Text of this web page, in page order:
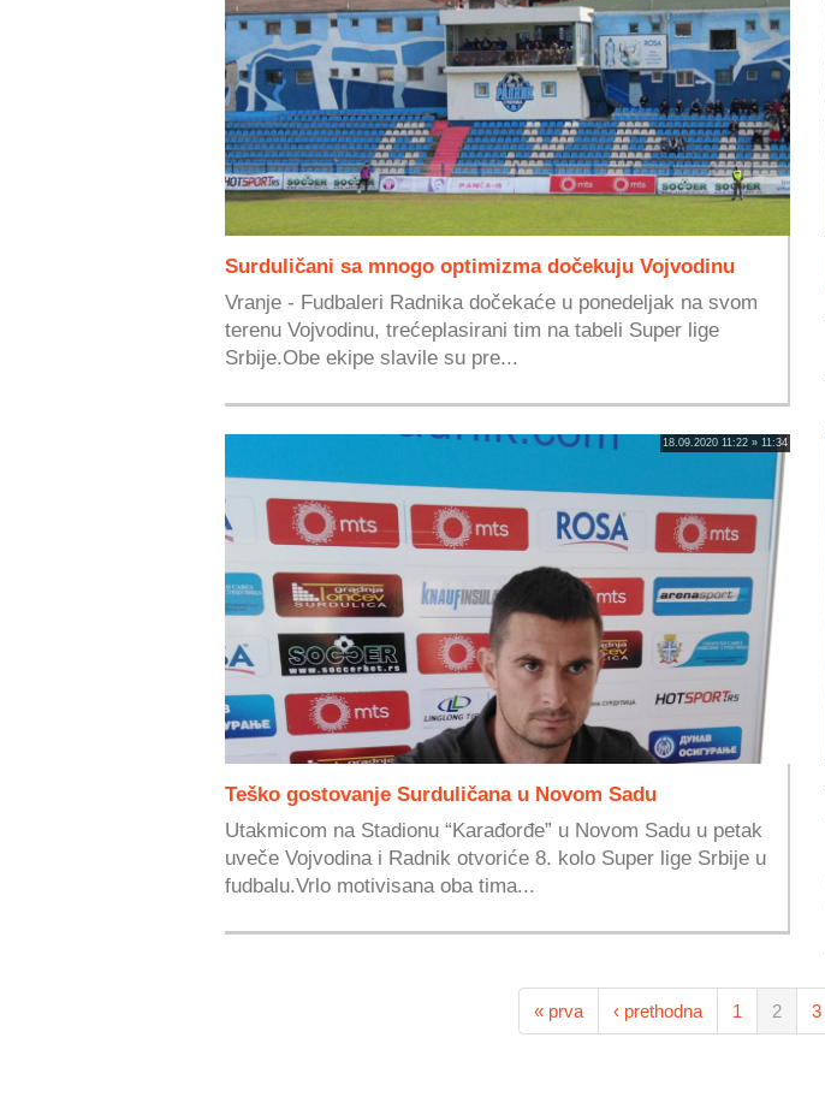
Surduličani sa mnogo optimizma dočekuju Vojvodinu
Vranje - Fudbaleri Radnika dočekaće u ponedeljak na svom
terenu Vojvodinu, trećeplasirani tim na tabeli Super lige
Srbije.Obe ekipe slavile su pre...
18.09.2020 11:22 » 11:34
Teško gostovanje Surduličana u Novom Sadu
Utakmicom na Stadionu “Karađorđe” u Novom Sadu u petak
uveče Vojvodina i Radnik otvoriće 8. kolo Super lige Srbije u
fudbalu.Vrlo motivisana oba tima...
« prva ‹ prethodna 1 2 3